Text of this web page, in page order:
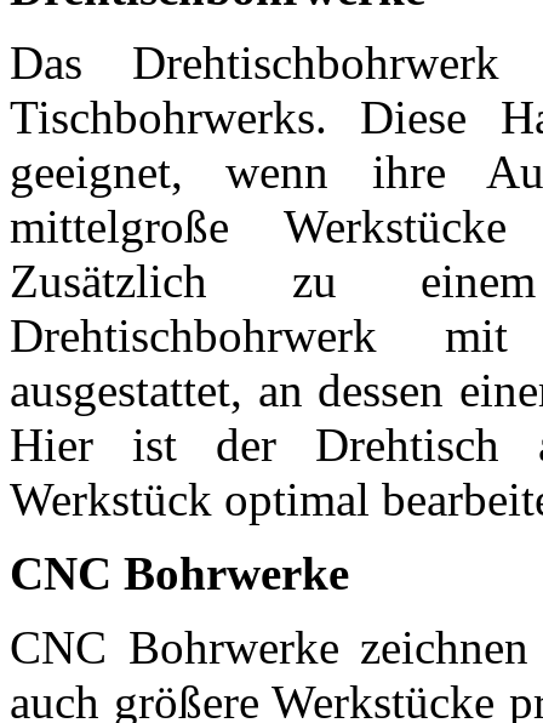
Das
Tischbohrwerks. Diese
geeignet, wenn ihre
mittelgroße
Zusätzlich zu
Drehtischbohrwerk
ausgestattet, an dessen
Hier ist der Drehtisch
Werkstück optimal
CNC Bohrwerke
CNC Bohrwerke
auch größere Werkstücke